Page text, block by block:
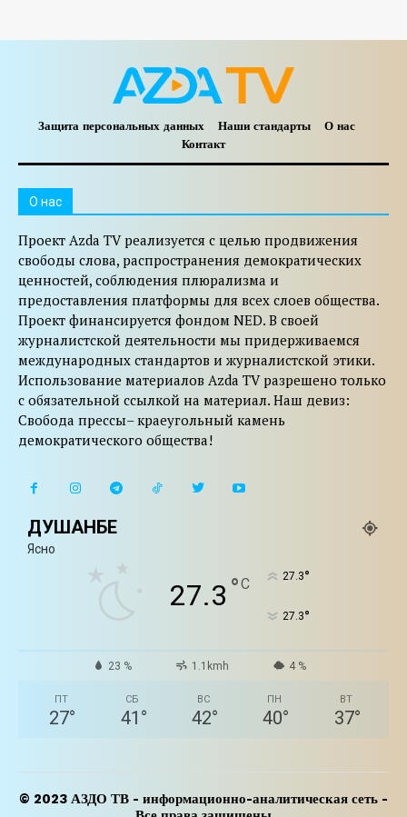
Защита персональных данных Наши стандарты
О нас
Контакт
O нас
Проект Azda TV реализуется с целью продвижения
свободы слова, распространения демократических
ценностей, соблюдения плюрализма и
предоставления платформы для всех слоев общества.
Проект финансируется фондом NED. В своей
журналистской деятельности мы придерживаемся
международных стандартов и журналистской этики.
Использование материалов Azda TV разрешено только
с обязательной ссылкой на материал. Наш девиз:
Свобода прессы– краеугольный камень
демократического общества!
ДУШАНБЕ
Ясно
27.3 °C 27.3°
27.3°
23 % 1.1kmh 4 %
ПТ
27°
СБ
41 °
ВС
42°
ПН
40°
ВТ
37°
© 2023 АЗДО ТВ - информационно-аналитическая сеть -